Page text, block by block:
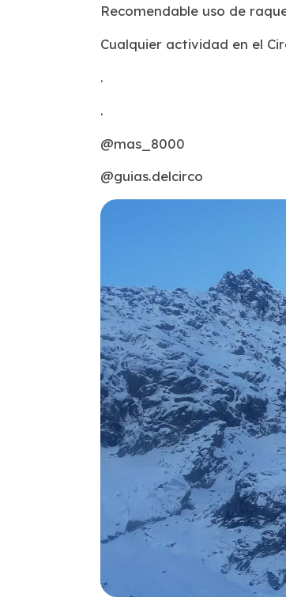
Recomendable uso de
Cualquier actividad en el
.
.
@mas_8000
@guias.delcirco